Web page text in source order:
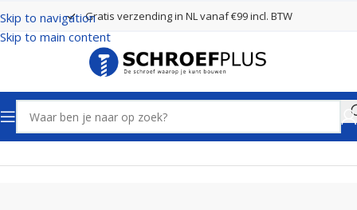
Skip to navigation
Skip to main content
Gratis verzending in NL vanaf €99 incl. BTW
Home Frezen Verzinkfrezen